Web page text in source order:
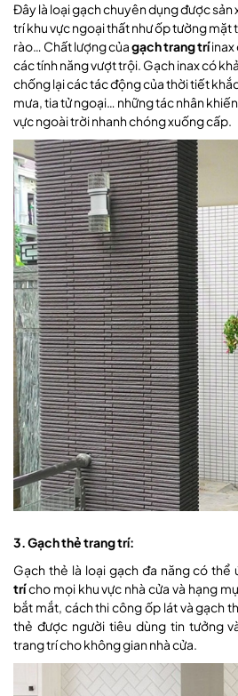
Đây là loại gạch chuyên dụng được
trí khu vực ngoại thất như ốp tường
rào… Chất lượng củagạch trang tríinax
các tính năng vượt trội. Gạch inax có
chống lại các tác động của thời tiết
mưa, tia tử ngoại… những tác nhân
vực ngoài trời nhanh chóng xuống cấp.
3. Gạch thẻ trang trí:
Gạch thẻ là loại gạch đa năng có thể
trícho mọi khu vực nhà cửa và hạng
bắt mắt, cách thi công ốp lát và gạch
thẻ được người tiêu dùng tin tưởng
trang trí cho không gian nhà cửa.